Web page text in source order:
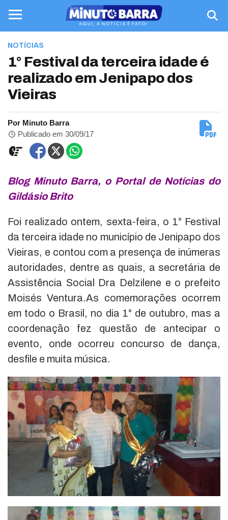
NOTÍCIAS
1° Festival da terceira idade é
realizado em Jenipapo dos
Vieiras
Por Minuto Barra
Publicado em 30/09/17
Blog Minuto Barra, o Portal de Notícias do
Gildásio Brito
Foi realizado ontem, sexta-feira, o 1° Festival
da terceira idade no município de Jenipapo dos
Vieiras, e contou com a presença de inúmeras
autoridades, dentre as quais, a secretária de
Assistência Social Dra Delzilene e o prefeito
Moisés Ventura.As comemorações ocorrem
em todo o Brasil, no dia 1° de outubro, mas a
coordenação fez questão de antecipar o
evento, onde ocorreu concurso de dança,
desfile e muita música.